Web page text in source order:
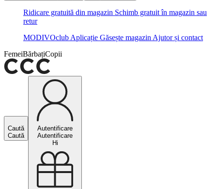
Ridicare gratuită din magazin Schimb gratuit în magazin sau
retur
MODIVOclub Aplicație Găsește magazin Ajutor și contact
FemeiBărbațiCopii
Caută
Caută
Autentificare
Autentificare
Hi